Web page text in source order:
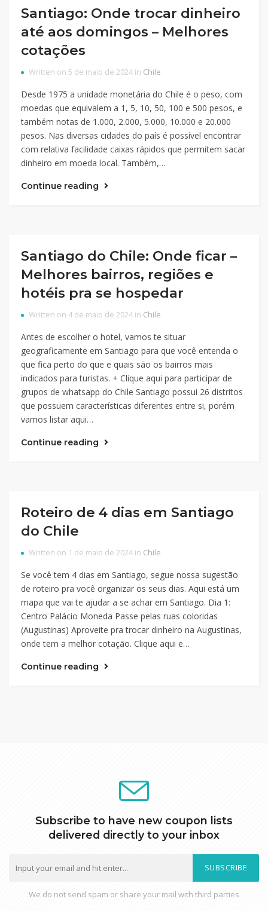
Santiago: Onde trocar dinheiro
até aos domingos – Melhores
cotações
Written on 5 de maio de 2024 in Chile
Desde 1975 a unidade monetária do Chile é o peso, com
moedas que equivalem a 1, 5, 10, 50, 100 e 500 pesos, e
também notas de 1.000, 2.000, 5.000, 10.000 e 20.000
pesos. Nas diversas cidades do país é possível encontrar
com relativa facilidade caixas rápidos que permitem sacar
dinheiro em moeda local. Também,…
Continue reading
Santiago do Chile: Onde ficar –
Melhores bairros, regiões e
hotéis pra se hospedar
Written on 4 de maio de 2024 in Chile
Antes de escolher o hotel, vamos te situar
geograficamente em Santiago para que você entenda o
que fica perto do que e quais são os bairros mais
indicados para turistas. + Clique aqui para participar de
grupos de whatsapp do Chile Santiago possui 26 distritos
que possuem características diferentes entre si, porém
vamos listar aqui…
Continue reading
Roteiro de 4 dias em Santiago
do Chile
Written on 1 de maio de 2024 in Chile
Se você tem 4 dias em Santiago, segue nossa sugestão
de roteiro pra você organizar os seus dias. Aqui está um
mapa que vai te ajudar a se achar em Santiago. Dia 1:
Centro Palácio Moneda Passe pelas ruas coloridas
(Augustinas) Aproveite pra trocar dinheiro na Augustinas,
onde tem a melhor cotação. Clique aqui e…
Continue reading
Subscribe to have new coupon lists
delivered directly to your inbox
SUBSCRIBE
We do not send spam or share your mail with third parties